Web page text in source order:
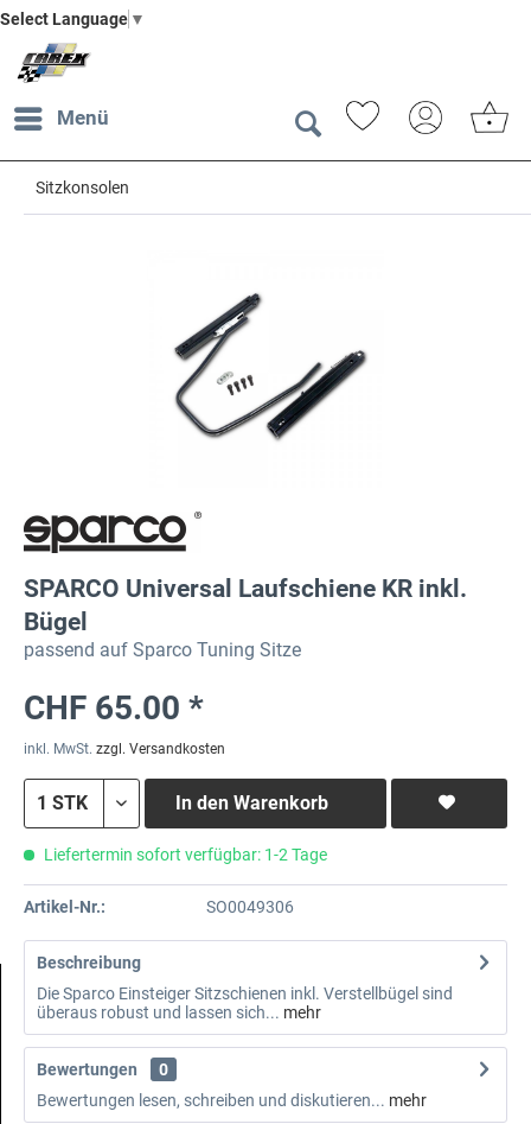
Select Language ▼
Menü
Sitzkonsolen
SPARCO Universal Laufschiene KR inkl.
Bügel
passend auf Sparco Tuning Sitze
CHF 65.00 *
inkl. MwSt. zzgl. Versandkosten
In den Warenkorb
Liefertermin sofort verfügbar: 1-2 Tage
Artikel-Nr.: SO0049306
Beschreibung
Die Sparco Einsteiger Sitzschienen inkl. Verstellbügel sind
überaus robust und lassen sich... mehr
Bewertungen
0
Bewertungen lesen, schreiben und diskutieren... mehr